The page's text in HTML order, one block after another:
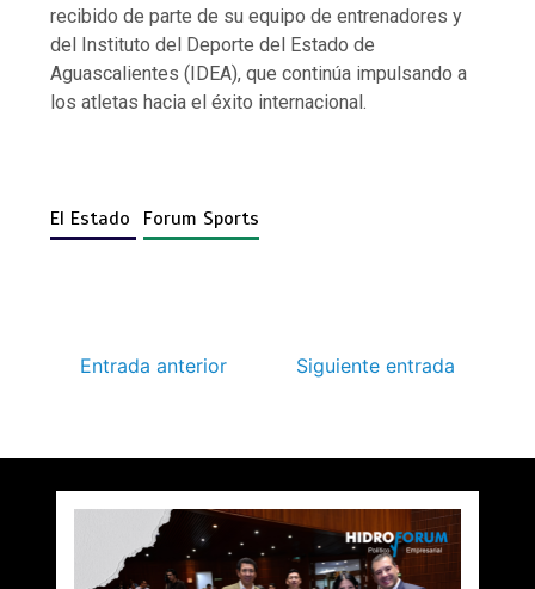
recibido de parte de su equipo de entrenadores y
del Instituto del Deporte del Estado de
Aguascalientes (IDEA), que continúa impulsando a
los atletas hacia el éxito internacional.
El Estado Forum Sports
Entrada anterior Siguiente entrada